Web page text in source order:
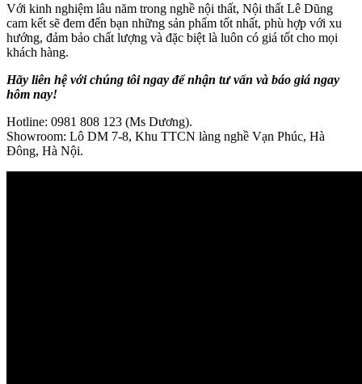
Với kinh nghiệm lâu năm trong nghề nội thất, Nội thất Lê Dũng
cam kết sẽ đem đến bạn những sản phẩm tốt nhất, phù hợp với xu
hướng, đảm bảo chất lượng và đặc biệt là luôn có giá tốt cho mọi
khách hàng.
Hãy liên hệ với chúng tôi ngay để nhận tư vấn và báo giá ngay
hôm nay!
Hotline: 0981 808 123 (Ms Dương).
Showroom: Lô DM 7-8, Khu TTCN làng nghề Vạn Phúc, Hà
Đông, Hà Nội.